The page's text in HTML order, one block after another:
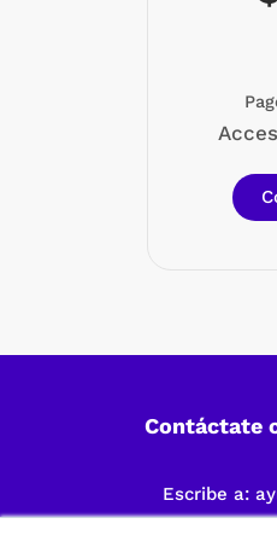
Contáctate
Escribe a: